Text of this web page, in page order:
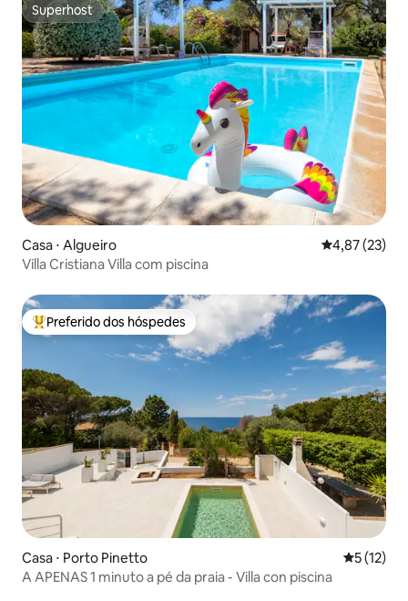
Superhost
Superhost
Casa ⋅ Algueiro 4,87 de uma
4,87 (23)
Villa Cristiana Villa com piscina
Entre os melhores preferidos dos hóspedes
Preferido dos hóspedes
Casa ⋅ Porto Pinetto 5 de uma
5 (12)
A APENAS 1 minuto a pé da praia - Villa con piscina